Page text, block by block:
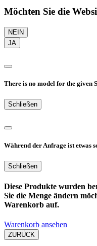
Möchten Sie die
NEIN
JA
There is no model for the given
Schließen
Während der Anfrage ist etwas
Schließen
Diese Produkte wurden
Sie die Menge ändern
Warenkorb auf.
Warenkorb ansehen
ZURÜCK